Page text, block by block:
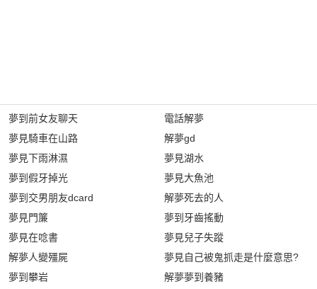
夢到前女友聊天
夢見騎車在山路
夢見下雨淋濕
夢到假牙掉光
夢到交男朋友dcard
夢見門簾
夢見在唸書
解夢人變殭屍
夢到攀岩
電話解夢
解夢gd
夢見湖水
夢見大魚池
解夢死去的人
夢到牙齒搖動
夢見兒子失蹤
夢見自己被鬼抓走是什麼意思?
解夢夢到養豬